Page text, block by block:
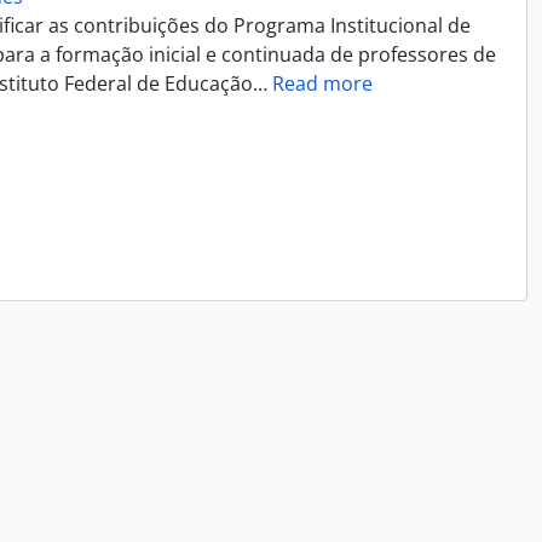
as contribuições do Programa Institucional de
a formação inicial e continuada de professores de
Federal de Educação… Read more